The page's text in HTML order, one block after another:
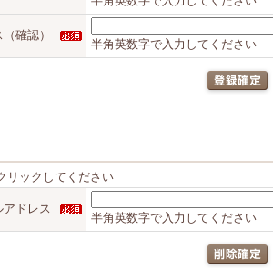
確認）
半角英数字で入力してください
リックしてください
アドレス
半角英数字で入力してください